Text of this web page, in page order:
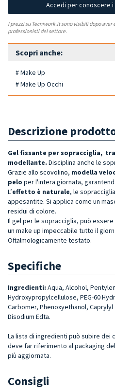
Accedi per conoscere
I prezzi su Tecniwork.it sono visibili dopo
professionisti del settore.
Scopri anche:
# Make Up
# Make Up Occhi
Descrizione
Gel fissante per sopracciglia,
modellante. Disciplina anche le
Grazie allo scovolino, modella
pelo per l'intera giornata,
L’effetto è naturale, le
appesantite. Si applica come un
residui di colore.
Il gel per le sopracciglia, può
un make up impeccabile tutto il
Oftalmologicamente testato.
Specifiche
Ingredienti: Aqua, Alcohol,
Hydroxypropylcellulose, PEG-60
Carbomer, Phenoxyethanol,
Disodium Edta.
La lista di ingredienti può subire dei
deve far riferimento al packaging
più aggiornata.
Consigli